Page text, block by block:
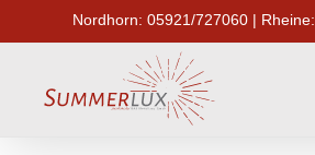
to
Nordhorn: 05921/727060| Rheine: